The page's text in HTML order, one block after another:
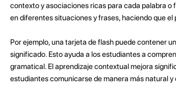
contexto y asociaciones ricas para cada palabra o
en diferentes situaciones y frases, haciendo que
Por ejemplo, una tarjeta de flash puede contener
significado. Esto ayuda a los estudiantes a
gramatical. El aprendizaje contextual mejora
estudiantes comunicarse de manera más natural y